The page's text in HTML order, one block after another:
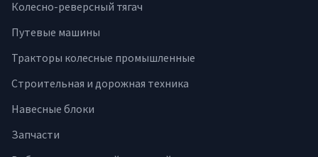
Колесно-реверсный тягач
Путевые машины
Тракторы колесные промышленные
Строительная и дорожная техника
Навесные блоки
Запчасти